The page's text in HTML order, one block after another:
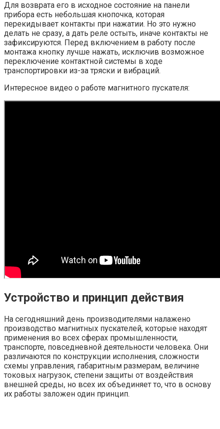
Для возврата его в исходное состояние на панели
прибора есть небольшая кнопочка, которая
перекидывает контакты при нажатии. Но это нужно
делать не сразу, а дать реле остыть, иначе контакты не
зафиксируются. Перед включением в работу после
монтажа кнопку лучше нажать, исключив возможное
переключение контактной системы в ходе
транспортировки из-за тряски и вибраций.
Интересное видео о работе магнитного пускателя:
Устройство и принцип действия
На сегодняшний день производителями налажено
производство магнитных пускателей, которые находят
применения во всех сферах промышленности,
транспорте, повседневной деятельности человека. Они
различаются по конструкции исполнения, сложности
схемы управления, габаритным размерам, величине
токовых нагрузок, степени защиты от воздействия
внешней среды, но всех их объединяет то, что в основу
их работы заложен один принцип.